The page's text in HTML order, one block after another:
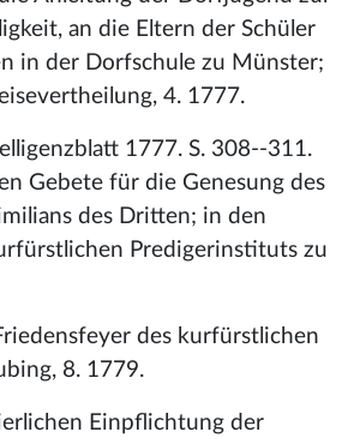
an die Eltern der Schüler
in der Dorfschule zu Münster;
4. 1777.
1777. S. 308--311.
Gebete für die Genesung des
des Dritten; in den
Predigerinstituts zu
des kurfürstlichen
8. 1779.
Einpflichtung der